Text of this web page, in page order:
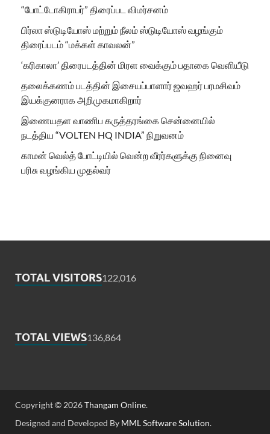
“போட்டோகிராபர்” திரைப்பட விமர்சனம்
பிர்லா ஸ்டுடியோஸ் மற்றும் நீலம் ஸ்டுடியோஸ் வழங்கும்
திரைப்படம் “மக்கள் காவலன்”
‘கரிகாலா’ திரைபடத்தின் மிரள வைக்கும் பதாகை வெளியீடு
தலைக்கணம் படத்தின் இசையப்பாளார் ஜவஹர் பரமசிவம்
இயக்குனராக அறிமுகமாகிறார்
இணையதள வாணிப கருத்தரங்கை சென்னையில்
நடத்திய “VOLTEN HQ INDIA” நிறுவனம்
காமன் வெல்த் போட்டியில் வென்ற வீரர்களுக்கு நினைவு
பரிசு வழங்கிய முதல்வர்
TOTAL VISITORS122,016
TOTAL VIEWS136,864
Copyright © 2026Thangam Online.
Designed and Developed By MML Software Solution.